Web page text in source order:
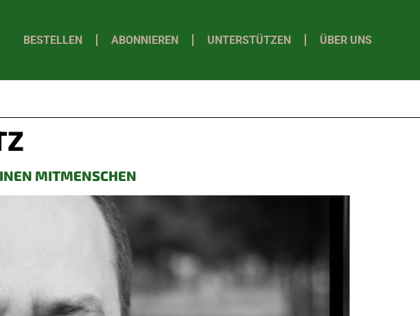
BESTELLEN ABONNIEREN UNTERSTÜTZEN ÜBER UNS
MITMENSCHEN